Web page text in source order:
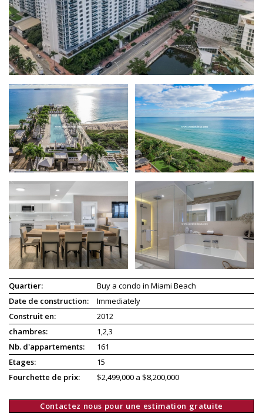
Quartier:
Buy a condo in Miami Beach
Date de construction:
Immediately
Construit en:
2012
chambres:
1,2,3
Nb. d'appartements:
161
Etages:
15
Fourchette de prix:
$2,499,000 a $8,200,000
Contactez nous pour une estimation gratuite